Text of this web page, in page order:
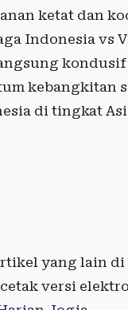
ketat dan
Indonesia vs
kondusif
kebangkitan
di tingkat
yang lain di
versi